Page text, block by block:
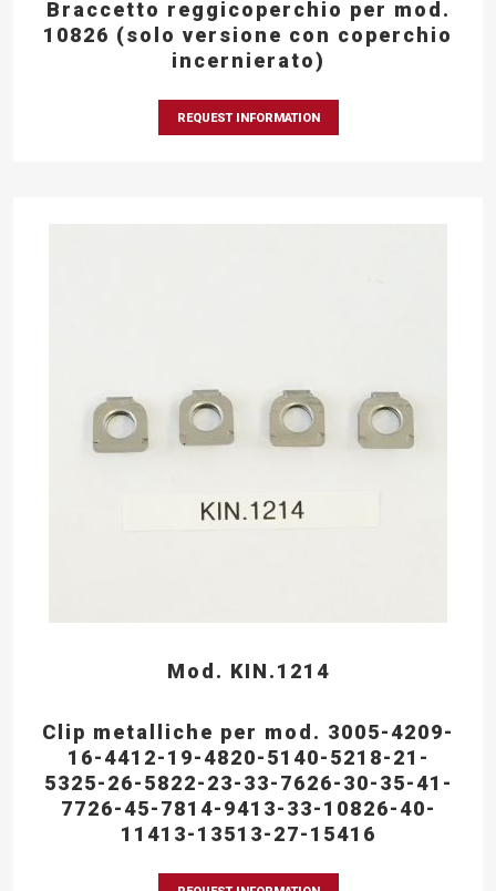
Braccetto reggicoperchio per mod.
10826 (solo versione con coperchio
incernierato)
REQUEST INFORMATION
Mod. KIN.1214
Clip metalliche per mod. 3005-4209-
16-4412-19-4820-5140-5218-21-
5325-26-5822-23-33-7626-30-35-41-
7726-45-7814-9413-33-10826-40-
11413-13513-27-15416